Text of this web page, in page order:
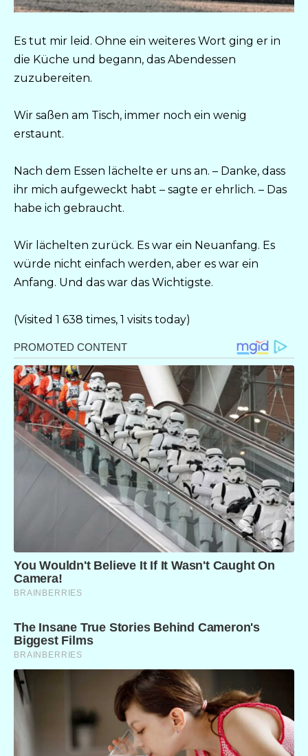
Es tut mir leid. Ohne ein weiteres Wort ging er in
die Küche und begann, das Abendessen
zuzubereiten.
Wir saßen am Tisch, immer noch ein wenig
erstaunt.
Nach dem Essen lächelte er uns an. – Danke, dass
ihr mich aufgeweckt habt – sagte er ehrlich. – Das
habe ich gebraucht.
Wir lächelten zurück. Es war ein Neuanfang. Es
würde nicht einfach werden, aber es war ein
Anfang. Und das war das Wichtigste.
(Visited 1 638 times, 1 visits today)